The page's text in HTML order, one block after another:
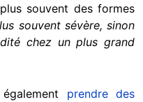
souvent des formes
souvent sévère, sinon
chez un plus grand
prendre des